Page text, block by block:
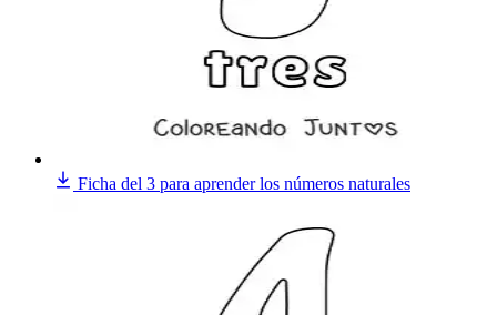
Ficha del 3 para aprender los números naturales